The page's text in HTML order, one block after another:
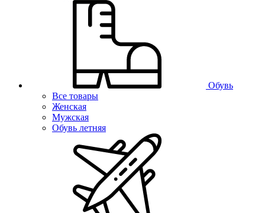
Обувь
Все товары
Женская
Мужская
Обувь летняя